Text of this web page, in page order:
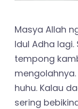
Masya Allah
Idul Adha
tempong
huhu. Kalau
sering